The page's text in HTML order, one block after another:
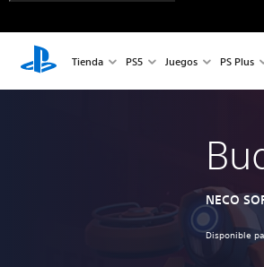
Tienda PS5 Juegos PS Plus
NECO
Disponible